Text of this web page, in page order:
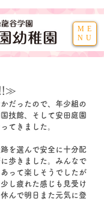
ME
NU
!!≫
だったので、年少組の
技館、そして安田庭園
てきました。
を選んで安全に十分配
歩きました。みんなで
って楽しそうでしたが
し疲れた感じも見受け
んで明日また元気に登